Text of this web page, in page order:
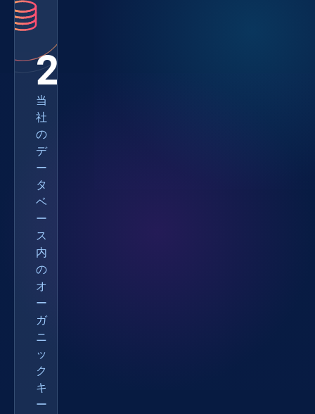
216M
当
社
の
デ
ー
タ
ベ
ー
ス
内
の
オ
ー
ガ
ニ
ッ
ク
キ
ー